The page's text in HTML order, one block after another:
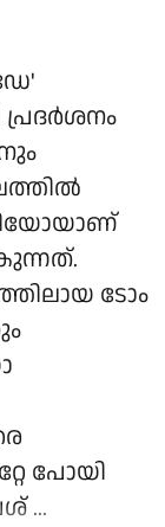
ടോം
പോയി
...